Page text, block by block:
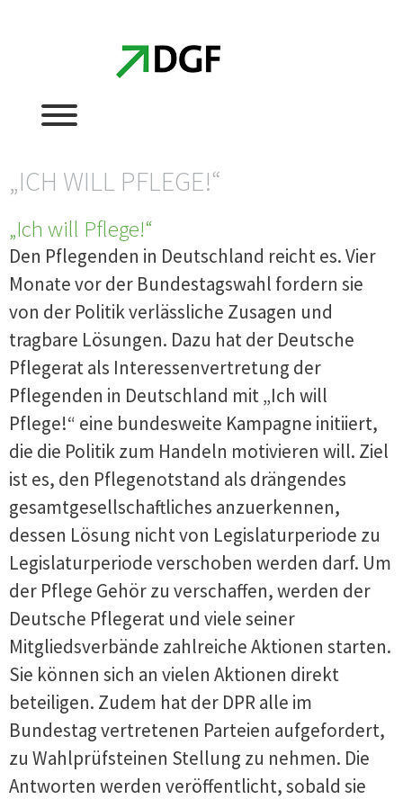
„ICH WILL PFLEGE!“
„Ich will Pflege!“
Den Pflegenden in Deutschland reicht es. Vier
Monate vor der Bundestagswahl fordern sie
von der Politik verlässliche Zusagen und
tragbare Lösungen. Dazu hat der Deutsche
Pflegerat als Interessenvertretung der
Pflegenden in Deutschland mit „Ich will
Pflege!“ eine bundesweite Kampagne initiiert,
die die Politik zum Handeln motivieren will. Ziel
ist es, den Pflegenotstand als drängendes
gesamtgesellschaftliches anzuerkennen,
dessen Lösung nicht von Legislaturperiode zu
Legislaturperiode verschoben werden darf. Um
der Pflege Gehör zu verschaffen, werden der
Deutsche Pflegerat und viele seiner
Mitgliedsverbände zahlreiche Aktionen starten.
Sie können sich an vielen Aktionen direkt
beteiligen. Zudem hat der DPR alle im
Bundestag vertretenen Parteien aufgefordert,
zu Wahlprüfsteinen Stellung zu nehmen. Die
Antworten werden veröffentlicht, sobald sie